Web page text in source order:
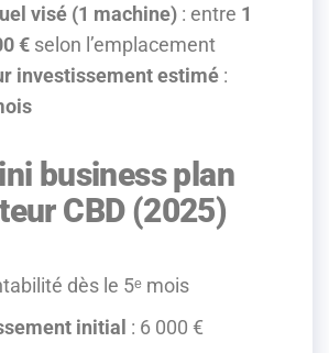
visé (1 machine): entre 1
€ selon l’emplacement
investissement estimé:
business plan
CBD (2025)
dès le 5ᵉ mois
initial : 6 000 €